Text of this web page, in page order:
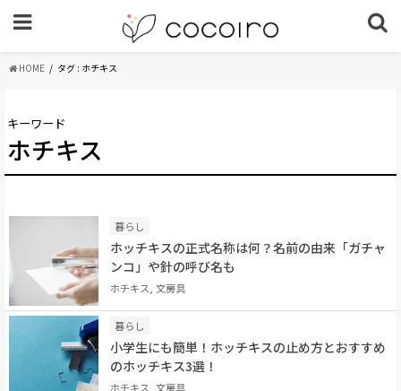
HOME タグ : ホチキス
キーワード
ホチキス
暮らし
ホッチキスの正式名称は何？名前の由来「ガチャ
ンコ」や針の呼び名も
ホチキス, 文房具
暮らし
小学生にも簡単！ホッチキスの止め方とおすすめ
のホッチキス3選！
ホチキス, 文房具